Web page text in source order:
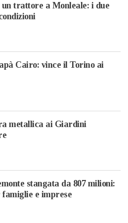
trattore a Monleale: i due
Cairo: vince il Torino ai
metallica ai Giardini
stangata da 807 milioni:
famiglie e imprese